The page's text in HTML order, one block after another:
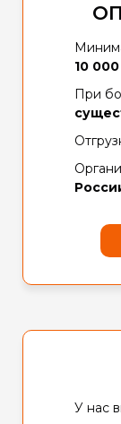
10
При
У нас